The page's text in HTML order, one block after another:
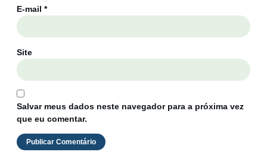
E-mail *
Site
Salvar meus dados neste navegador para a próxima vez
que eu comentar.